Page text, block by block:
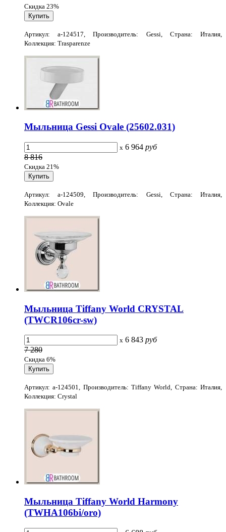
Скидка 23%
Артикул: a-124517, Производитель: Gessi, Страна: Италия,
Коллекция: Trasparenze
Мыльница Gessi Ovale (25602.031)
x 6 964 руб
8 816
Скидка 21%
Артикул: a-124509, Производитель: Gessi, Страна: Италия,
Коллекция: Ovale
Мыльница Tiffany World CRYSTAL
(TWCR106cr-sw)
x 6 843 руб
7 280
Скидка 6%
Артикул: a-124501, Производитель: Tiffany World, Страна: Италия,
Коллекция: Crystal
Мыльница Tiffany World Harmony
(TWHA106bi/oro)